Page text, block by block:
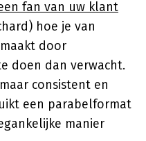
fan van uw klant
hoe je van
door
doen dan verwacht.
consistent en
een parabelformat
manier